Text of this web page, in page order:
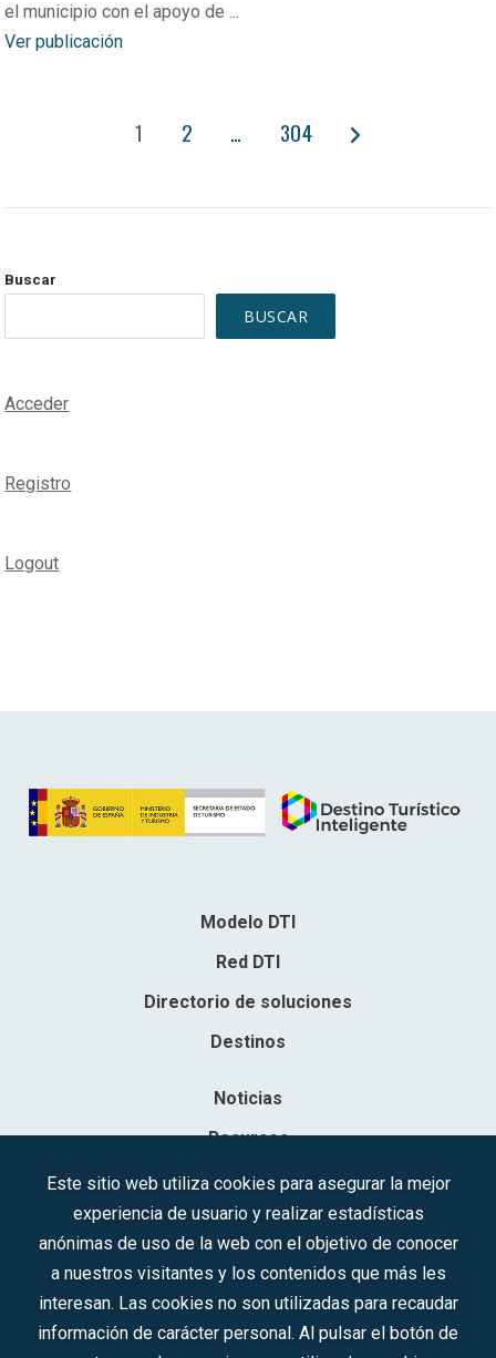
el municipio con el apoyo de ...
Ver publicación
PAGINACIÓN
ENTRADAS
1 2 … 304
Buscar
BUSCAR
Acceder
Registro
Logout
Modelo DTI
Red DTI
Directorio de soluciones
Destinos
Noticias
Recursos
Contacto
Sociedad Mercantil Estatal para la Gestión de la Innovación y las
Tecnologías Turísticas, S.A.M.P.
Inscrita en el R.M. de Madrid, T, 12593, Se. 8, F. 129, H. 201.307.
C.I.F.: A-81/874.984
Este sitio web utiliza cookies para asegurar la mejor
experiencia de usuario y realizar estadísticas
anónimas de uso de la web con el objetivo de conocer
a nuestros visitantes y los contenidos que más les
interesan. Las cookies no son utilizadas para recaudar
información de carácter personal. Al pulsar el botón de